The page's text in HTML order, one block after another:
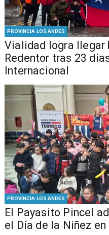
PROVINCIA LOS ANDES
Vialidad logra llegar
Redentor tras 23
Internacional
PROVINCIA LOS ANDES
El Payasito Pincel
el Día de la Niñez